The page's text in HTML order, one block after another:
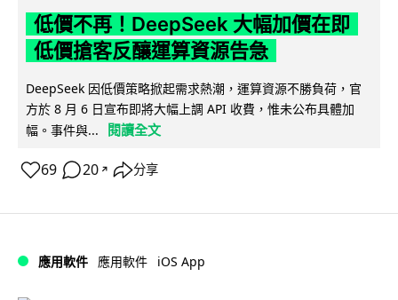
低價不再！DeepSeek 大幅加價在即
低價搶客反釀運算資源告急
DeepSeek 因低價策略掀起需求熱潮，運算資源不勝負荷，官
方於 8 月 6 日宣布即將大幅上調 API 收費，惟未公布具體加
幅。事件與...
閱讀全文
69 20 ↗ 分享
應用軟件 應用軟件 iOS App